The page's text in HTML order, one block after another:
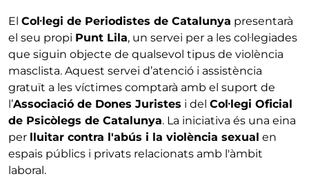
El Col·legi de Periodistes de Catalunya presentarà
el seu propi Punt Lila, un servei per a les col·legiades
que siguin objecte de qualsevol tipus de violència
masclista. Aquest servei d’atenció i assistència
gratuït a les víctimes comptarà amb el suport de
l’Associació de Dones Juristes i del Col·legi Oficial
de Psicòlegs de Catalunya. La iniciativa és una eina
per lluitar contra l'abús i la violència sexual en
espais públics i privats relacionats amb l'àmbit
laboral.